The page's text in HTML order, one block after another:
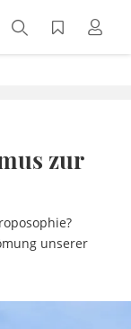
zur
unserer